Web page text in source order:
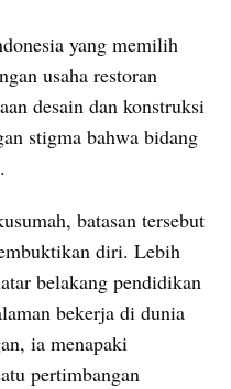
yang memilih
usaha restoran
desain dan konstruksi
stigma bahwa bidang
batasan tersebut
diri. Lebih
belakang pendidikan
bekerja di dunia
ia menapaki
pertimbangan